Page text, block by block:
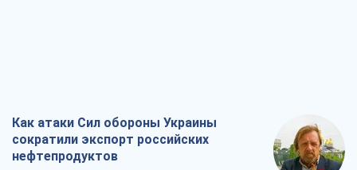
Как атаки Сил обороны Украины
сократили экспорт российских
нефтепродуктов